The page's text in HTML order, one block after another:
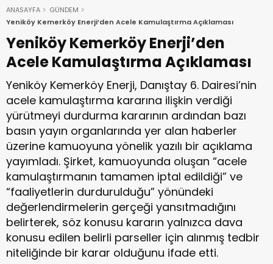
ANASAYFA
GÜNDEM
Yeniköy Kemerköy Enerji’den Acele Kamulaştırma Açıklaması
Yeniköy Kemerköy Enerji’den
Acele Kamulaştırma Açıklaması
Yeniköy Kemerköy Enerji, Danıştay 6. Dairesi’nin
acele kamulaştırma kararına ilişkin verdiği
yürütmeyi durdurma kararının ardından bazı
basın yayın organlarında yer alan haberler
üzerine kamuoyuna yönelik yazılı bir açıklama
yayımladı. Şirket, kamuoyunda oluşan “acele
kamulaştırmanın tamamen iptal edildiği” ve
“faaliyetlerin durdurulduğu” yönündeki
değerlendirmelerin gerçeği yansıtmadığını
belirterek, söz konusu kararın yalnızca dava
konusu edilen belirli parseller için alınmış tedbir
niteliğinde bir karar olduğunu ifade etti.